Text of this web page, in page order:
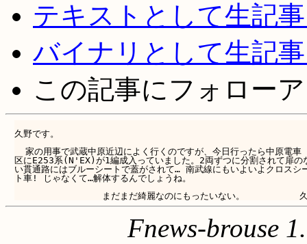
テキストとして生記
バイナリとして生記
この記事にフォロー
久野です。
  家の用事で武蔵中原近辺によく行くのですが、今日行ったら中原電車
区にE253系(N'EX)が1編成入っていました。2両ずつに分割されて扉の
い貫通路にはブルーシートで蓋がされて… 南武線にもいよいよクロスシ
ト車! じゃなくて…解体するんでしょうね。
Fnews-brouse